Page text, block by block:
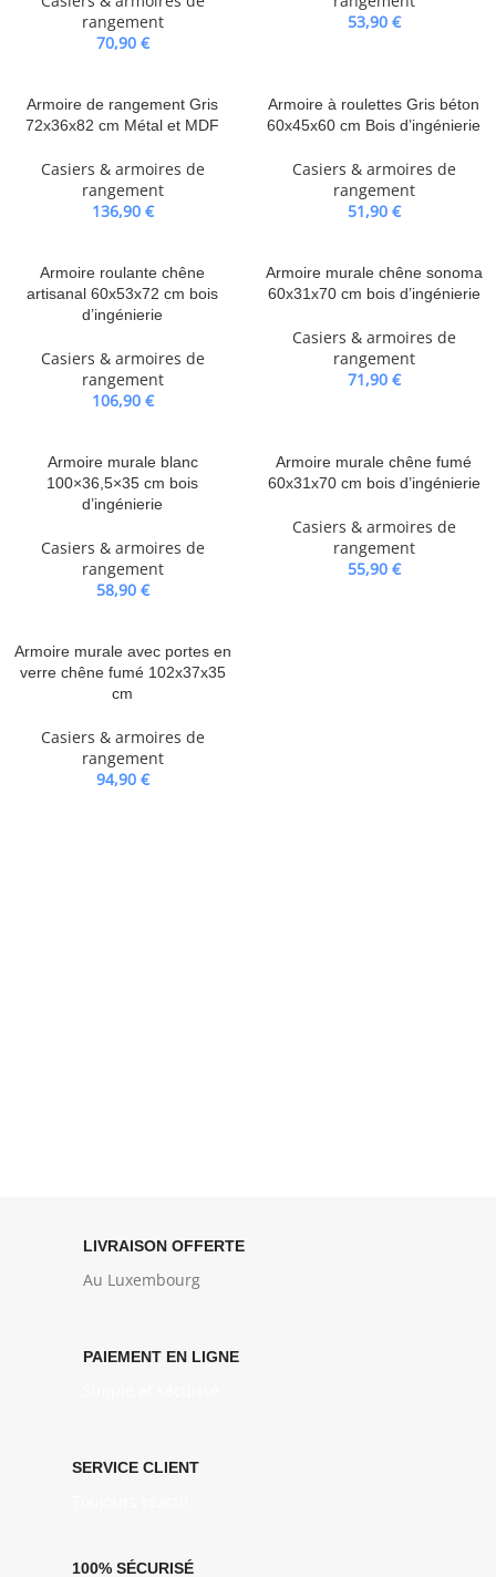
rangement
70,90 €
53,90 €
Armoire de rangement Gris
72x36x82 cm Métal et MDF
Casiers & armoires de
rangement
136,90 €
Armoire à roulettes Gris béton
60x45x60 cm Bois d’ingénierie
Casiers & armoires de
rangement
51,90 €
Armoire roulante chêne
artisanal 60x53x72 cm bois
d’ingénierie
Casiers & armoires de
rangement
106,90 €
Armoire murale chêne sonoma
60x31x70 cm bois d’ingénierie
Casiers & armoires de
rangement
71,90 €
Armoire murale blanc
100×36,5×35 cm bois
d’ingénierie
Casiers & armoires de
rangement
58,90 €
Armoire murale chêne fumé
60x31x70 cm bois d’ingénierie
Casiers & armoires de
rangement
55,90 €
Armoire murale avec portes en
verre chêne fumé 102x37x35
cm
Casiers & armoires de
rangement
94,90 €
LIVRAISON OFFERTE
Au Luxembourg
PAIEMENT EN LIGNE
SERVICE CLIENT
100% SÉCURISÉ